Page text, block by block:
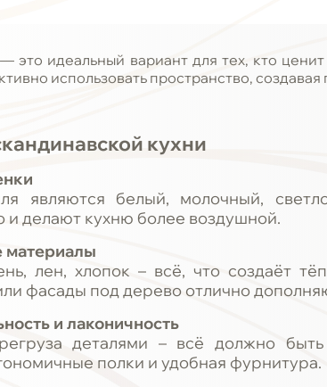
это идеальный вариант для тех, кто
использовать пространство,
кухни
являются белый, молочный,
и делают кухню более воздушной.
материалы
лен, хлопок – всё, что создаёт
фасады под дерево отлично
и лаконичность
деталями – всё должно
полки и удобная фурнитура.